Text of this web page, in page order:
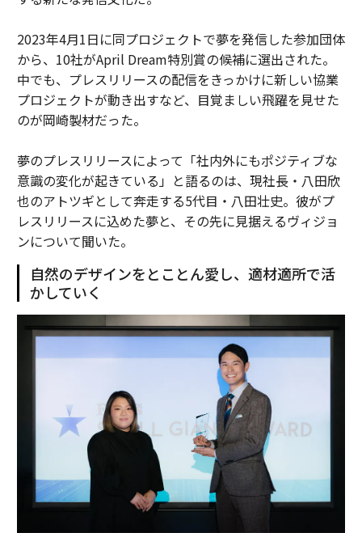
2023年4月1日に同プロジェクトで夢を発信した参加団体
から、10社がApril Dream特別賞の候補に選出された。
中でも、プレスリリースの配信をきっかけに新しい協業
プロジェクトが動き出すなど、目覚ましい飛躍を見せた
のが岡崎製材だった。
夢のプレスリリースによって「社内外にもポジティブな
意識の変化が起きている」と語るのは、現社長・八田欣
也のアトツギとして奔走する5代目・八田壮史。彼がプ
レスリリースに込めた夢と、その先に見据えるヴィジョ
ンについて聞いた。
自然のデザインをとことん愛し、適材適所で活
かしていく